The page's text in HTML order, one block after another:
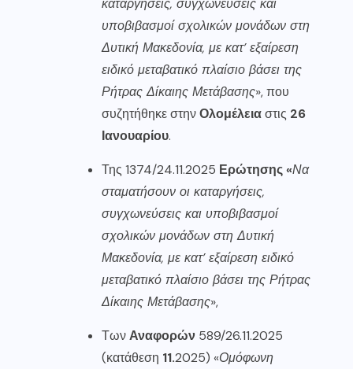
καταργήσεις, συγχωνεύσεις και
υποβιβασμοί σχολικών μονάδων στη
Δυτική Μακεδονία, με κατ’ εξαίρεση
ειδικό μεταβατικό πλαίσιο βάσει της
Ρήτρας Δίκαιης Μετάβασης», που
συζητήθηκε στηνΟλομέλειαστις 26
Ιανουαρίου.
Της 1374/24.11.2025 Ερώτησης «Να
σταματήσουν οι καταργήσεις,
συγχωνεύσεις και υποβιβασμοί
σχολικών μονάδων στη Δυτική
Μακεδονία, με κατ’ εξαίρεση ειδικό
μεταβατικό πλαίσιο βάσει της Ρήτρας
Δίκαιης Μετάβασης»,
ΤωνΑναφορών 589/26.11.2025
(κατάθεση 11.2025) «Ομόφωνη